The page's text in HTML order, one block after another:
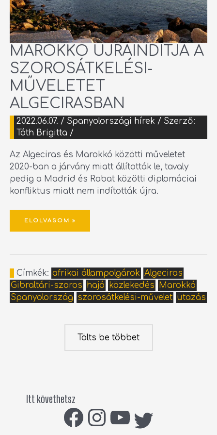
MAROKKÓ ÚJRAINDÍTJA A
SZOROSÁTKELÉSI-
MŰVELETET
ALGECIRASBAN
2022.06.07. / Spanyolországi hírek / Szerző:
Tóth Brigitta /
Az Algeciras és Marokkó közötti műveletet
2020-ban a járvány miatt állították le, tavaly
pedig a Madrid és Rabat közötti diplomáciai
konfliktus miatt nem indították újra.
ELOLVASOM »
Címkék: afrikai állampolgárok Algeciras
Gibraltári-szoros hajó közlekedés
Marokkó
Spanyolország szorosátkelési-művelet utazás
Tölts be többet
Itt követhetsz